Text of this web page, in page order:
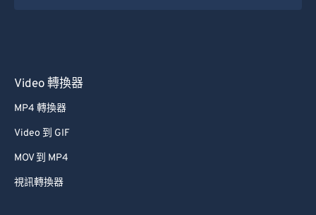
Video 轉換器
MP4 轉換器
Video 到 GIF
MOV 到 MP4
視訊轉換器